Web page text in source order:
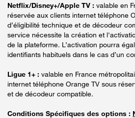
Netflix/Disney+/Apple TV : valable en
réservée aux clients internet téléphone
d’éligibilité technique et de décodeur
service nécessite la création et
de la plateforme. L’activation pourra
identifiants habituels dans le cas d’un
Ligue 1+ : valable en France
internet téléphone Orange TV sous
et de décodeur compatible.
Conditions Spécifiques des options :